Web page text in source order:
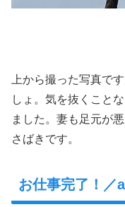
上から撮った写真で
しょ。気を抜くこと
ました。妻も足元が
さばきです。
お仕事完了！／